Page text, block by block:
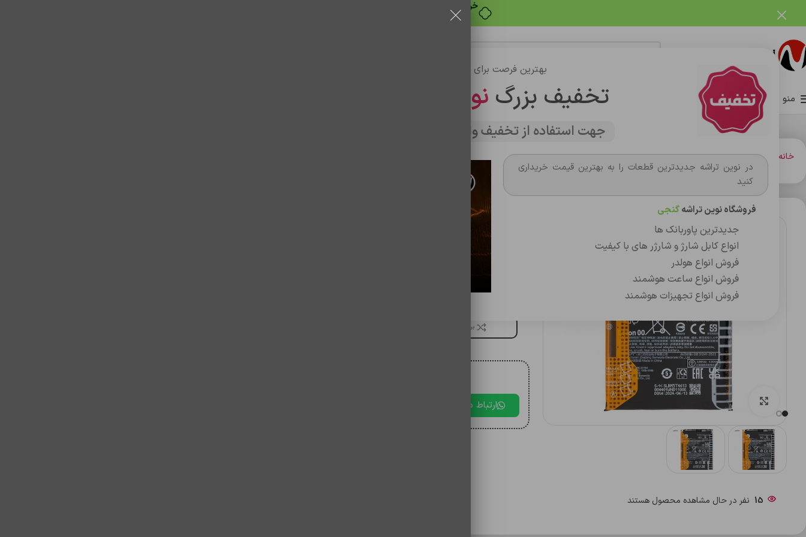
بهترین فرصت برای خرید
تخفیف بزرگ نوین تراشه
جهت استفاده از تخفیف وارد سایت شوید
در نوین تراشه جدیدترین قطعات را به بهترین قیمت خریداری
کنید
فروشگاه نوین تراشهگنجی
جدیدترین پاوربانک ها
انواع کابل شارژ و شارژر های با کیفیت
فروش انواع هولدر
فروش انواع ساعت هوشمند
فروش انواع تجهیزات هوشمند
خرید قسطی با ترب‌پی
منو صفحه اصلیفروشگاهوبلاگ
خانه باتري گوشي،سکه اي،ريموت و پاوربانک باتري باتری موبایل اورجینال شیائومی note13pro 4g/note13/x6pro/bm5t land (تقویت شده)
بزرگنمایی تصویر
15 نفر در حال مشاهده محصول هستند
4g/note13/x6pro/bm5t land (تقویت شده)
برای مقایسه اضافه کنید
ارتباط در بله
فروشگاه نوین تراشه گنجی